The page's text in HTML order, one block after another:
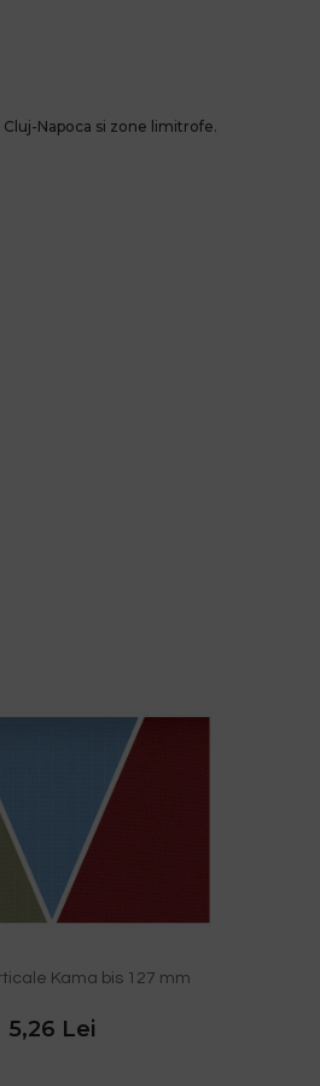
Cluj-Napoca si zone limitrofe.
Kama bis 127 mm
5,26 Lei